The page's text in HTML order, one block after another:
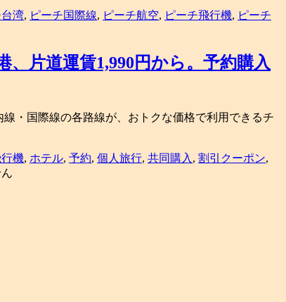
年
記
セ
ー
内
線・
際
台湾, ピーチ国際線, ピーチ航空, ピーチ飛行機, ピーチ
片道運賃1,990円から。予約購入
・国際線の各路線が、おトクな価格で利用できるチ
機, ホテル, 予約, 個人旅行, 共同購入 , 割引クーポン,